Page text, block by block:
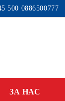
500 0886500777
ЗА НАС